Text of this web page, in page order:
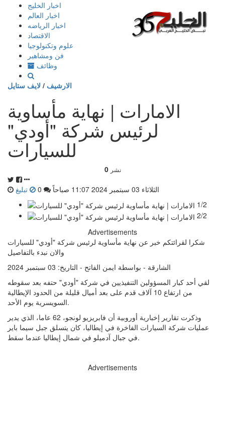
إذهب
المحتوى
اخبار الخليج
اخبار العالم
اخبار الرياضه
الاقتصاد
علوم وتكنولوجيا
فن ومشاهير
وظائف
الارشيف / لايف ستايل
الامارات | نهاية مأساوية
لرئيس شركة "أودي"
للسيارات
0 نشر
الثلاثاء 03 سبتمبر 2024 11:07 صباحاً
تبليغ
1/2
2/2
Advertisements
شكرا لقرائتكم خبر عن نهاية مأساوية لرئيس شركة "أودي" للسيارات
والان نبدء بالتفاصيل
الشارقة - بواسطة ايمن الفاتح - التاريخ:
لقي أحد كبار المسؤولين التنفيذيين في شركة "أودي" حتفه بعد سقوطه
من ارتفاع 10 آلاف قدم على بعد أميال قليلة من الحدود الإيطالية
السويسرية يوم الأحد.
وذكرت تقارير إخبارية أوروبية أن فابريزيو لونجو، 62 عاما، الذي يدير
عمليات شركة السيارات الفاخرة في إيطاليا، كان يتسلق جبل سيما باير
في جبال آدميلو في شمال إيطاليا عندما سقط.
Advertisements